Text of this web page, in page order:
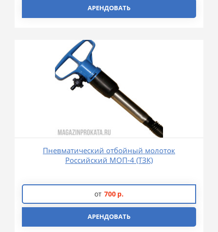
АРЕНДОВАТЬ
Пневматический отбойный молоток
Российский МОП-4 (ТЗК)
от 700 р.
АРЕНДОВАТЬ